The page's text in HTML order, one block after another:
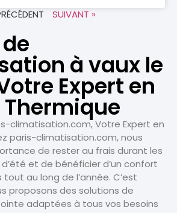
SUIVANT »
à vaux le
Expert en
climatisation.com, Votre Expert en
paris-climatisation.com, nous
de rester au frais durant les
et de bénéficier d’un confort
au long de l’année. C’est
proposons des solutions de
adaptées à tous vos besoins